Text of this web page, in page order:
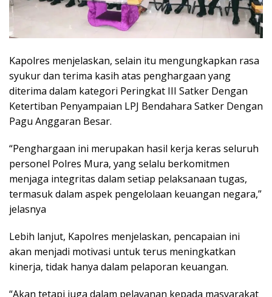
Kapolres menjelaskan, selain itu mengungkapkan rasa
syukur dan terima kasih atas penghargaan yang
diterima dalam kategori Peringkat III Satker Dengan
Ketertiban Penyampaian LPJ Bendahara Satker Dengan
Pagu Anggaran Besar.
“Penghargaan ini merupakan hasil kerja keras seluruh
personel Polres Mura, yang selalu berkomitmen
menjaga integritas dalam setiap pelaksanaan tugas,
termasuk dalam aspek pengelolaan keuangan negara,”
jelasnya
Lebih lanjut, Kapolres menjelaskan, pencapaian ini
akan menjadi motivasi untuk terus meningkatkan
kinerja, tidak hanya dalam pelaporan keuangan.
“Akan tetapi juga dalam pelayanan kepada masyarakat